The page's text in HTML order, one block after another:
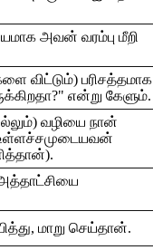
அவன் வரம்பு மீறி
விட்டும்) பரிசத்தமாக
என்று கேளும்.
வழியை நான்
மாறு செய்தான்.